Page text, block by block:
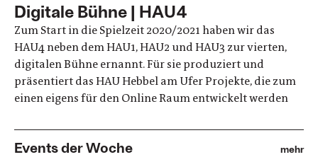
Digitale Bühne | HAU4
Zum Start in die Spielzeit 2020/2021 haben wir das
HAU4 neben dem HAU1, HAU2 und HAU3 zur vierten,
digitalen Bühne ernannt. Für sie produziert und
präsentiert das HAU Hebbel am Ufer Projekte, die zum
einen eigens für den Online Raum entwickelt werden
Events der Woche mehr